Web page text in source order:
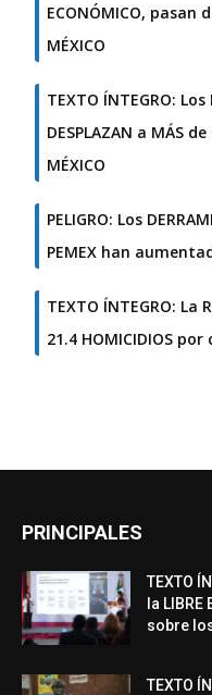
ECONÓMICO, pasan
MÉXICO
TEXTO ÍNTEGRO: Los
DESPLAZAN a MÁS
MÉXICO
PELIGRO: Los
PEMEX han
TEXTO ÍNTEGRO: La
21.4 HOMICIDIOS por
PRINCIPALES
TEXTO
la LIBRE
sobre los
TEXTO